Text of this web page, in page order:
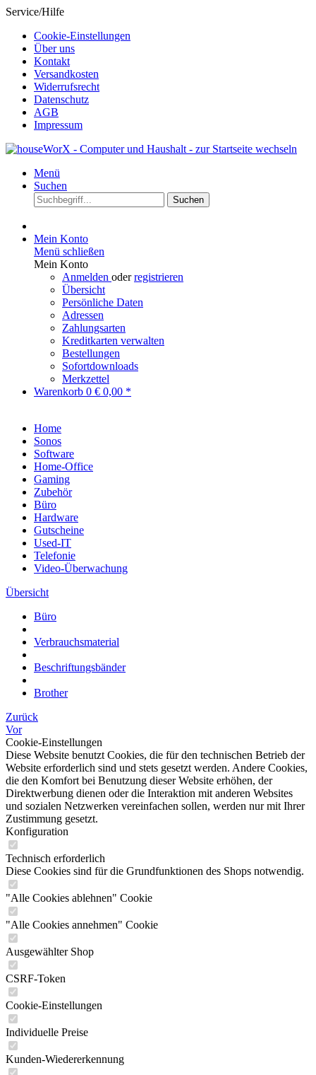
Service/Hilfe
Cookie-Einstellungen
Über uns
Kontakt
Versandkosten
Widerrufsrecht
Datenschutz
AGB
Impressum
Menü
Suchen
Suchen
Mein Konto
Menü schließen
Mein Konto
Anmelden oderregistrieren
Übersicht
Persönliche Daten
Adressen
Zahlungsarten
Kreditkarten verwalten
Bestellungen
Sofortdownloads
Merkzettel
Warenkorb 0 € 0,00 *
Home
Sonos
Software
Home-Office
Gaming
Zubehör
Büro
Hardware
Gutscheine
Used-IT
Telefonie
Video-Überwachung
Übersicht
Büro
Verbrauchsmaterial
Beschriftungsbänder
Brother
Zurück
Vor
Cookie-Einstellungen
Diese Website benutzt Cookies, die für den technischen Betrieb der
Website erforderlich sind und stets gesetzt werden. Andere Cookies,
die den Komfort bei Benutzung dieser Website erhöhen, der
Direktwerbung dienen oder die Interaktion mit anderen Websites
und sozialen Netzwerken vereinfachen sollen, werden nur mit Ihrer
Zustimmung gesetzt.
Konfiguration
Technisch erforderlich
Diese Cookies sind für die Grundfunktionen des Shops notwendig.
"Alle Cookies ablehnen" Cookie
"Alle Cookies annehmen" Cookie
Ausgewählter Shop
CSRF-Token
Cookie-Einstellungen
Individuelle Preise
Kunden-Wiedererkennung